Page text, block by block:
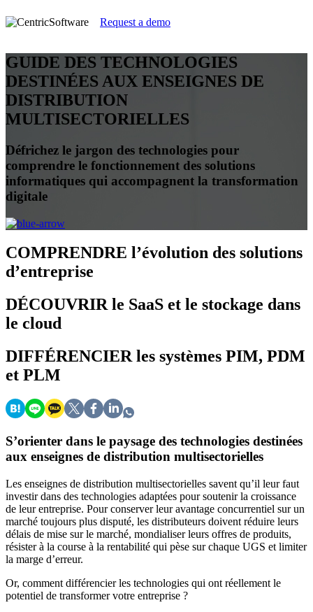
Request a demo
GUIDE DES TECHNOLOGIES
DESTINÉES AUX ENSEIGNES DE
DISTRIBUTION
MULTISECTORIELLES
Défrichez le jargon des technologies pour
comprendre le fonctionnement des solutions
informatiques qui accompagnent la transformation
digitale
COMPRENDRE l’évolution des solutions
d’entreprise
DÉCOUVRIRle SaaS et le stockage dans
le cloud
DIFFÉRENCIERles systèmes PIM, PDM
et PLM
S’orienter dans le paysage des technologies destinées
aux enseignes de distribution multisectorielles
Les enseignes de distribution multisectorielles savent qu’il leur faut
investir dans des technologies adaptées pour soutenir la croissance
de leur entreprise. Pour conserver leur avantage concurrentiel sur un
marché toujours plus disputé, les distributeurs doivent réduire leurs
délais de mise sur le marché, mondialiser leurs offres de produits,
résister à la course à la rentabilité qui pèse sur chaque UGS et limiter
la marge d’erreur.
Or, comment différencier les technologies qui ont réellement le
potentiel de transformer votre entreprise ?